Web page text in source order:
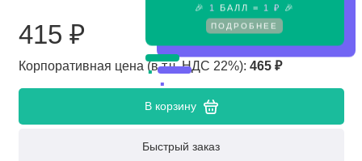
🎉
1 БАЛЛ = 1 ₽ 🎉
ПОДРОБНЕЕ
415 ₽
Корпоративная цена (в т.ч. НДС 22%): 465 ₽
В корзину
Быстрый заказ